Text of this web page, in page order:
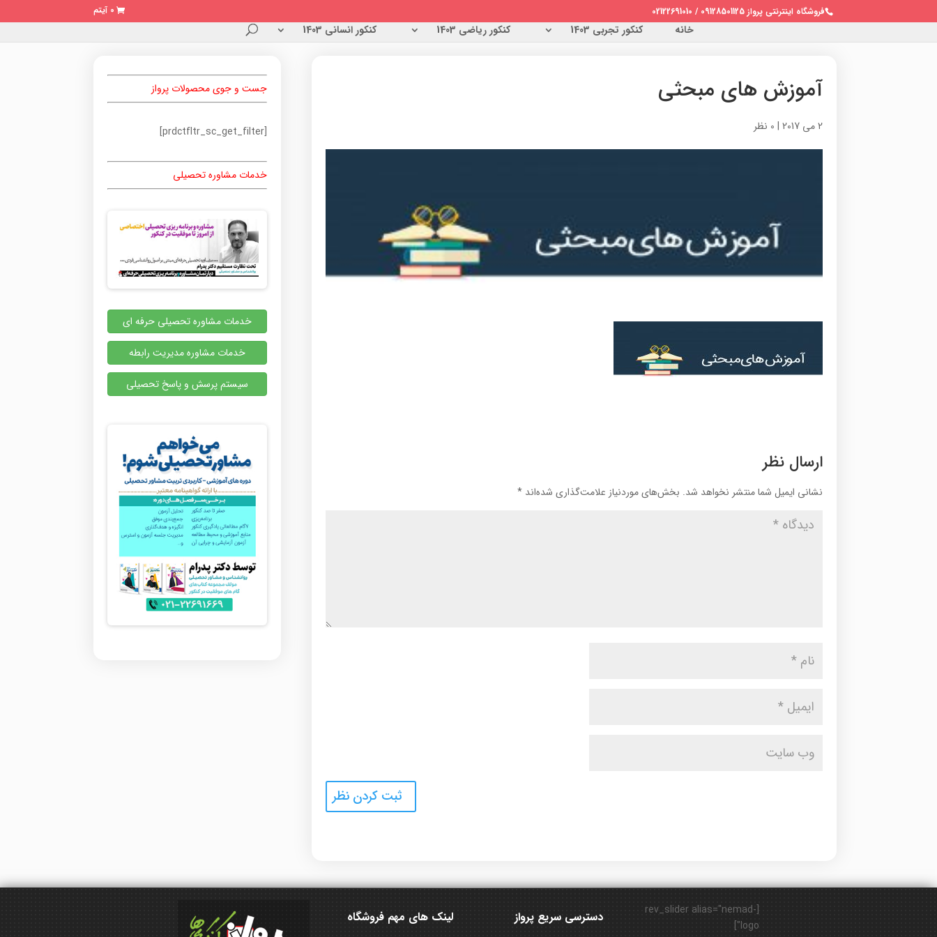
فروشگاه اینترنتی پرواز 09128501125 / 02122691010 0 آیتم
خانه کنکور تجربی 1403 کنکور ریاضی 1403 کنکور انسانی 1403
آموزش های مبحثی
2 می 2017 | 0 نظر
ارسال نظر
نشانی ایمیل شما منتشر نخواهد شد. بخش‌های موردنیاز علامت‌گذاری شده‌اند*
جست و جوی محصولات پرواز
[prdctfltr_sc_get_filter]
خدمات مشاوره تحصیلی
خدمات مشاوره تحصیلی حرفه ای
خدمات مشاوره مدیریت رابطه
سیستم پرسش و پاسخ تحصیلی
لینک های مهم فروشگاه دسترسی سریع پرواز
[rev_slider alias="nemad-
logo"]